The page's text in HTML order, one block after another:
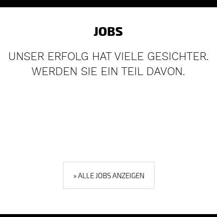
JOBS
UNSER ERFOLG HAT VIELE GESICHTER.
WERDEN SIE EIN TEIL DAVON.
» ALLE JOBS ANZEIGEN